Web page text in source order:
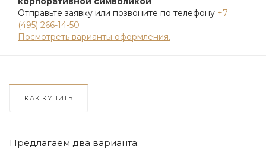
Отправьте заявку или позвоните по телефону +7
(495) 266-14-50
Посмотреть варианты оформления.
КАК КУПИТЬ
Предлагаем два варианта: